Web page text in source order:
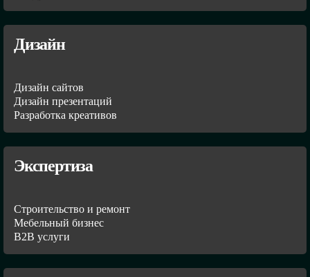
Дизайн
Дизайн сайтов
Дизайн презентаций
Разработка креативов
Экспертиза
Строительство и ремонт
Мебельный бизнес
В2В услуги